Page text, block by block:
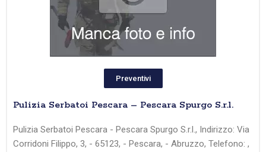
Preventivi
Pulizia Serbatoi Pescara – Pescara Spurgo S.r.l.
Pulizia Serbatoi Pescara - Pescara Spurgo S.r.l., Indirizzo: Via
Corridoni Filippo, 3, - 65123, - Pescara, - Abruzzo, Telefono: ,